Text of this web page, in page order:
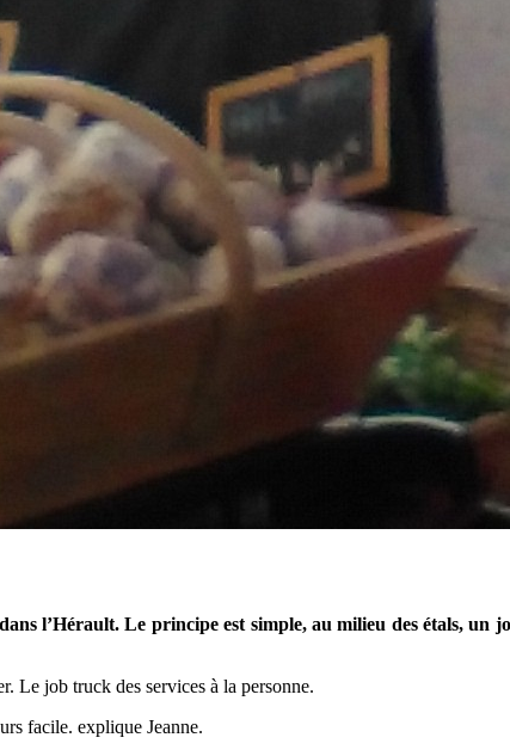
l’Hérault. Le principe est simple, au milieu des étals, un
Le job truck des services à la personne.
facile. explique Jeanne.